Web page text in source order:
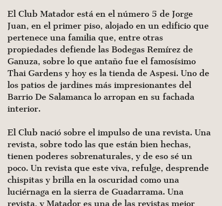
El Club Matador está en el número 5 de Jorge
Juan, en el primer piso, alojado en un edificio que
pertenece una familia que, entre otras
propiedades defiende las Bodegas Remírez de
Ganuza, sobre lo que antaño fue el famosísimo
Thai Gardens y hoy es la tienda de Aspesi. Uno de
los patios de jardines más impresionantes del
Barrio De Salamanca lo arropan en su fachada
interior.
El Club nació sobre el impulso de una revista. Una
revista, sobre todo las que están bien hechas,
tienen poderes sobrenaturales, y de eso sé un
poco. Un revista que este viva, refulge, desprende
chispitas y brilla en la oscuridad como una
luciérnaga en la sierra de Guadarrama. Una
revista, y Matador es una de las revistas mejor